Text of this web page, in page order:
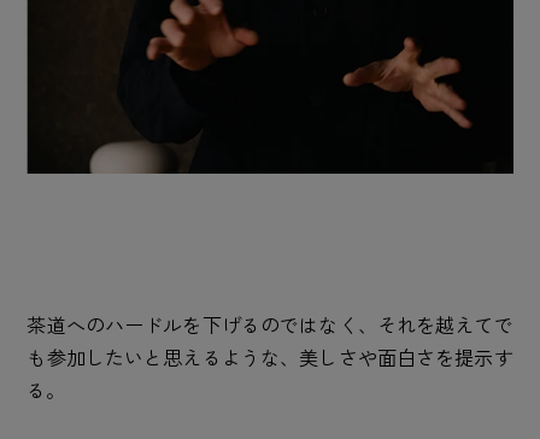
茶道へのハードルを下げるのではなく、それを越えてで
も参加したいと思えるような、美しさや面白さを提示す
る。